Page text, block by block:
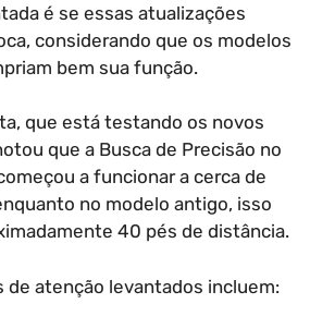
é se essas atualizações
considerando que os modelos
bem sua função.
que está testando os novos
que a Busca de Precisão no
a funcionar a cerca de
no modelo antigo, isso
40 pés de distância.
de atenção levantados incluem: